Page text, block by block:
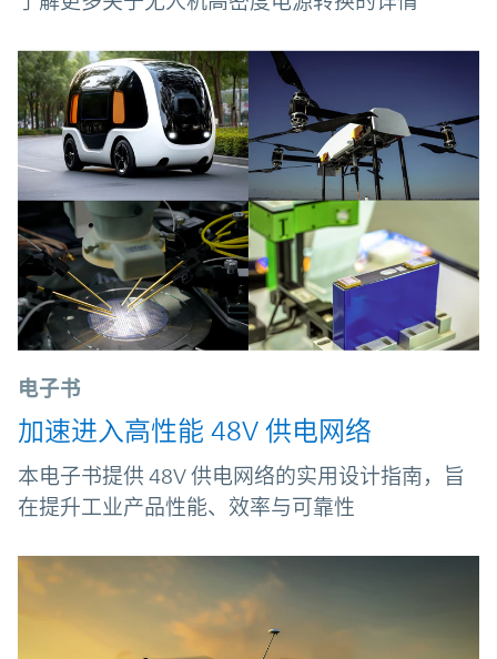
电子书
加速进入高性能 48V 供电网络
本电子书提供 48V 供电网络的实用设计指南，旨
在提升工业产品性能、效率与可靠性